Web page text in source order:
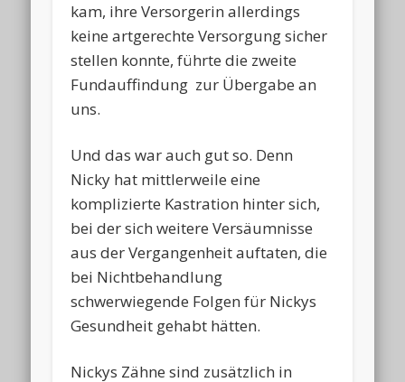
kam, ihre Versorgerin allerdings
keine artgerechte Versorgung sicher
stellen konnte, führte die zweite
Fundauffindung zur Übergabe an
uns.
Und das war auch gut so. Denn
Nicky hat mittlerweile eine
komplizierte Kastration hinter sich,
bei der sich weitere Versäumnisse
aus der Vergangenheit auftaten, die
bei Nichtbehandlung
schwerwiegende Folgen für Nickys
Gesundheit gehabt hätten.
Nickys Zähne sind zusätzlich in